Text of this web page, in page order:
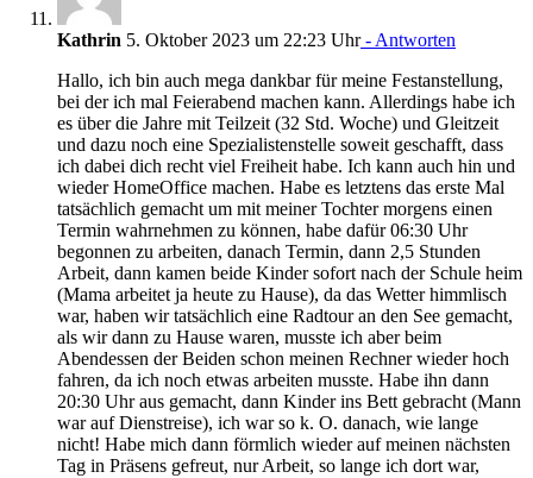
Kathrin 5. Oktober 2023 um 22:23 Uhr- Antworten
Hallo, ich bin auch mega dankbar für meine Festanstellung,
bei der ich mal Feierabend machen kann. Allerdings habe ich
es über die Jahre mit Teilzeit (32 Std. Woche) und Gleitzeit
und dazu noch eine Spezialistenstelle soweit geschafft, dass
ich dabei dich recht viel Freiheit habe. Ich kann auch hin und
wieder HomeOffice machen. Habe es letztens das erste Mal
tatsächlich gemacht um mit meiner Tochter morgens einen
Termin wahrnehmen zu können, habe dafür 06:30 Uhr
begonnen zu arbeiten, danach Termin, dann 2,5 Stunden
Arbeit, dann kamen beide Kinder sofort nach der Schule heim
(Mama arbeitet ja heute zu Hause), da das Wetter himmlisch
war, haben wir tatsächlich eine Radtour an den See gemacht,
als wir dann zu Hause waren, musste ich aber beim
Abendessen der Beiden schon meinen Rechner wieder hoch
fahren, da ich noch etwas arbeiten musste. Habe ihn dann
20:30 Uhr aus gemacht, dann Kinder ins Bett gebracht (Mann
war auf Dienstreise), ich war so k. O. danach, wie lange
nicht! Habe mich dann förmlich wieder auf meinen nächsten
Tag in Präsens gefreut, nur Arbeit, so lange ich dort war,